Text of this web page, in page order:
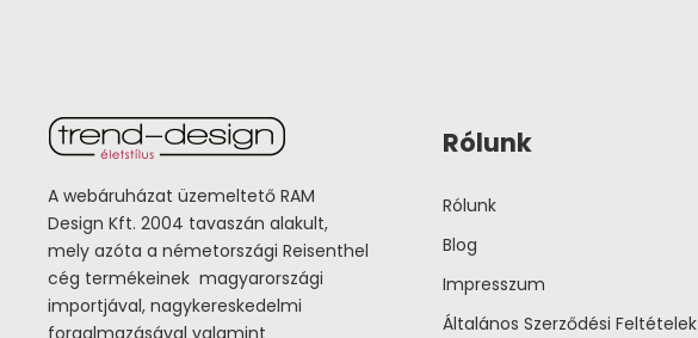
A webáruházat üzemeltető RAM
Design Kft. 2004 tavaszán alakult,
mely azóta a németországi Reisenthel
cég termékeinek magyarországi
importjával, nagykereskedelmi
Rólunk
Rólunk
Blog
Impresszum
Általános Szerződési Feltételek